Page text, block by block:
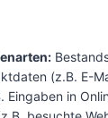
(z.B. E-
Eingaben in